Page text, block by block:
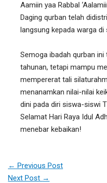
Aamiin yaa Rabbal
Daging qurban telah
langsung kepada warga
Semoga ibadah qurban
tahunan, tetapi mampu
mempererat tali
menanamkan nilai-nilai
dini pada diri siswa-siswi
Selamat Hari Raya Idul
menebar kebaikan!
← Previous Post
Next Post →